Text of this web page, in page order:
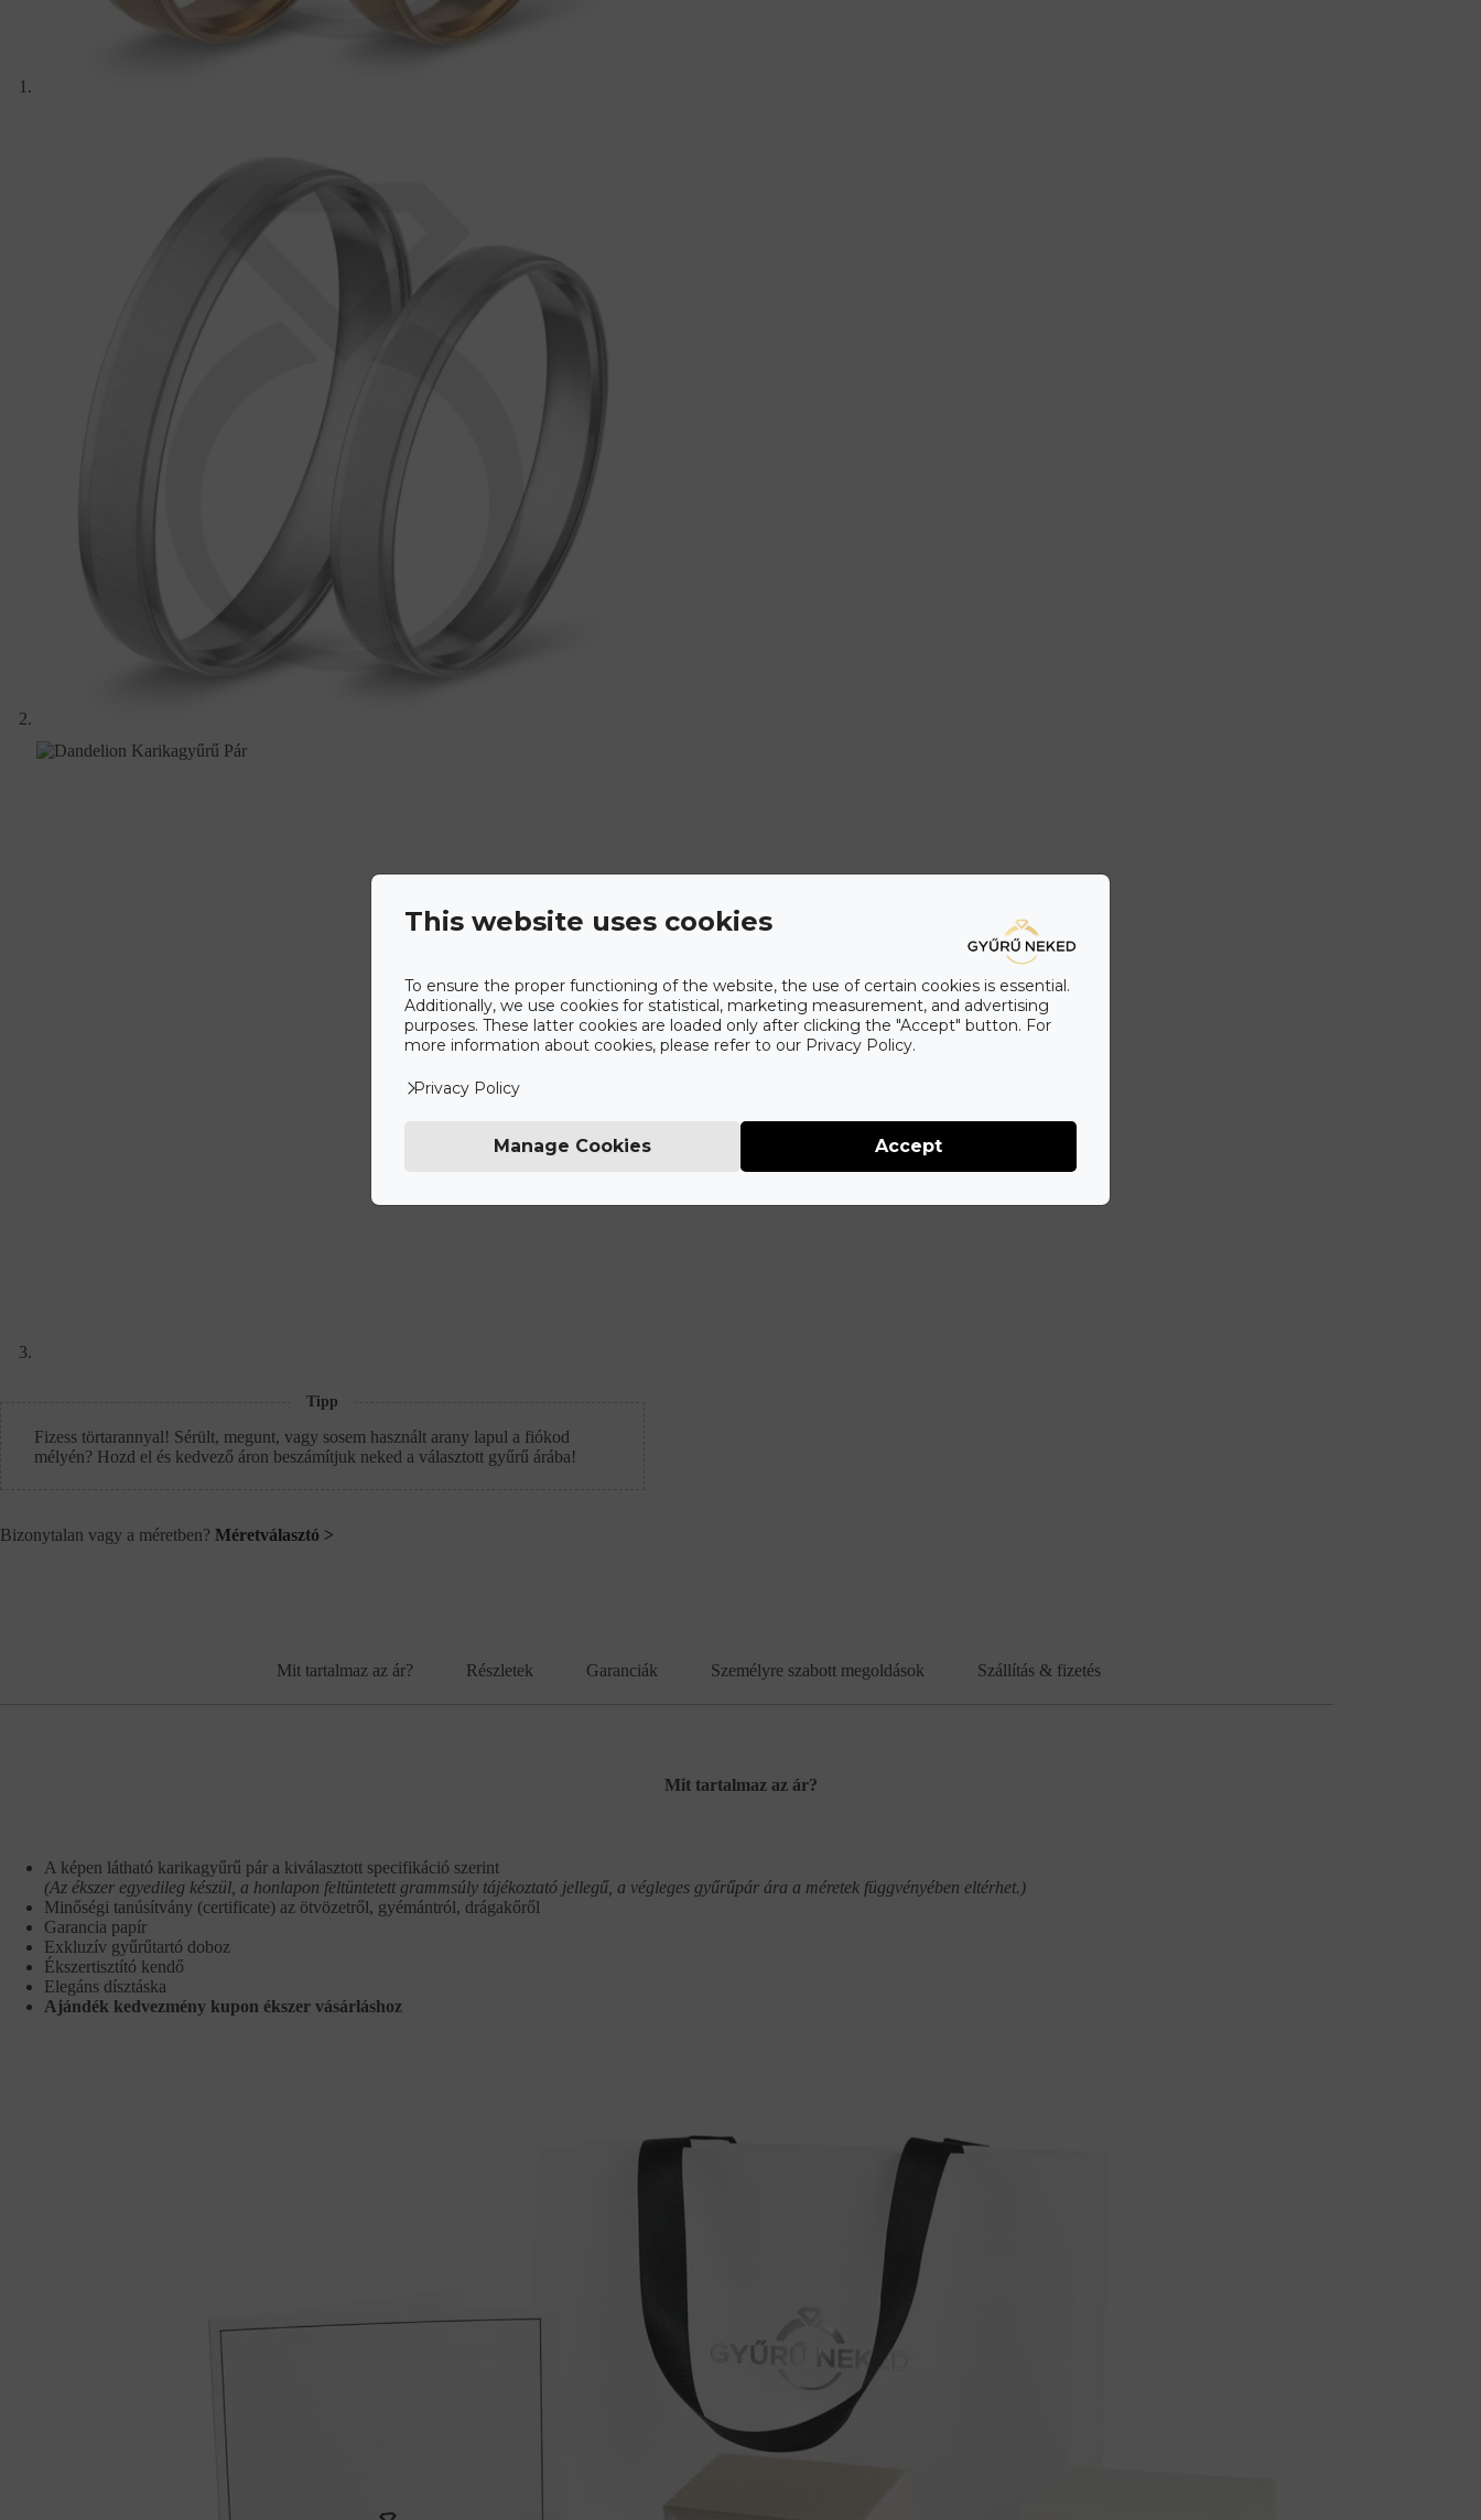
Tipp
Fizess törtarannyal! Sérült, megunt, vagy sosem használt arany lapul a fiókod
mélyén? Hozd el és kedvező áron beszámítjuk neked a választott gyűrű árába!
Bizonytalan vagy a méretben? Méretválasztó >
Mit tartalmaz az ár? Részletek Garanciák Személyre szabott megoldások Szállítás & fizetés
Mit tartalmaz az ár?
A képen látható karikagyűrű pár a kiválasztott specifikáció szerint
(Az ékszer egyedileg készül, a honlapon feltüntetett grammsúly tájékoztató jellegű, a végleges gyűrűpár ára a méretek függvényében eltérhet.)
Minőségi tanúsítvány (certificate) az ötvözetről, gyémántról, drágakőről
Garancia papír
Exkluzív gyűrűtartó doboz
Ékszertisztító kendő
Elegáns dísztáska
Ajándék kedvezmény kupon ékszer vásárláshoz
This website uses cookies
To ensure the proper functioning of the website, the use of certain cookies is essential.
Additionally, we use cookies for statistical, marketing measurement, and advertising
purposes. These latter cookies are loaded only after clicking the "Accept" button. For
more information about cookies, please refer to our Privacy Policy.
Privacy Policy
Manage Cookies Accept